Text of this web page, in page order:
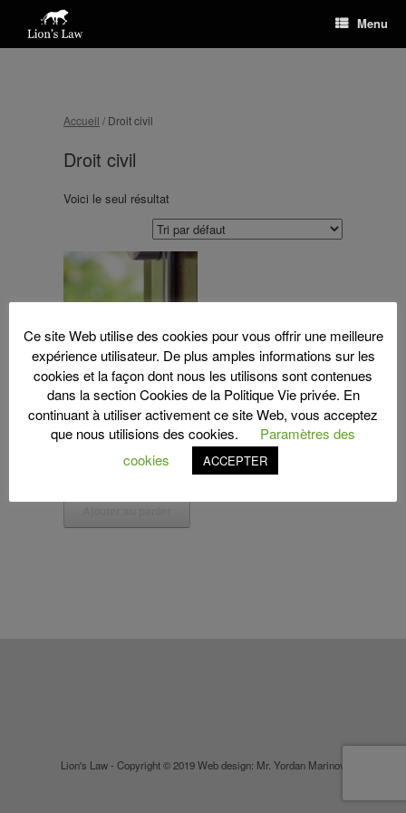
Menu
Accueil / Droit civil
Droit civil
Voici le seul résultat
Procès-verbal de sortie
locative – remise de clés
Lion's Law - Copyright © 2019 Web design: Mr. Yordan Marinov
Ce site Web utilise des cookies pour vous offrir une meilleure
expérience utilisateur. De plus amples informations sur les
cookies et la façon dont nous les utilisons sont contenues
dans la section Cookies de la Politique Vie privée. En
continuant à utiliser activement ce site Web, vous acceptez
que nous utilisions des cookies.
Paramètres des
cookies
ACCEPTER